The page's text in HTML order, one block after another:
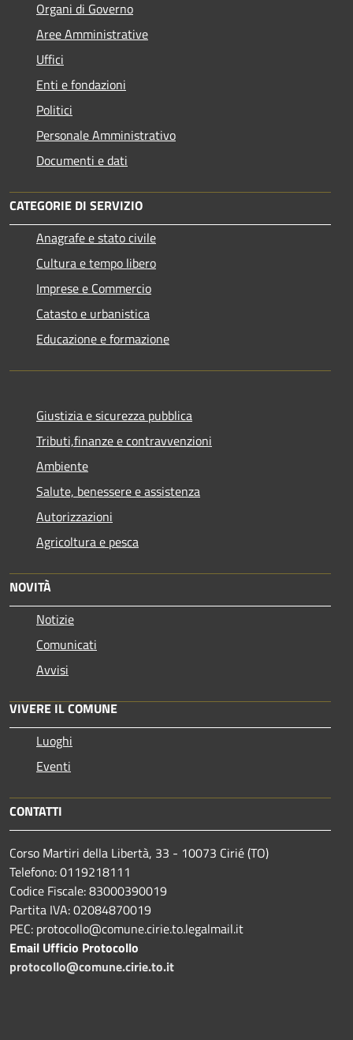
Organi di Governo
Aree Amministrative
Uffici
Enti e fondazioni
Politici
Personale Amministrativo
Documenti e dati
CATEGORIE DI SERVIZIO
Anagrafe e stato civile
Cultura e tempo libero
Imprese e Commercio
Catasto e urbanistica
Educazione e formazione
Giustizia e sicurezza pubblica
Tributi,finanze e contravvenzioni
Ambiente
Salute, benessere e assistenza
Autorizzazioni
Agricoltura e pesca
NOVITÀ
Notizie
Comunicati
Avvisi
VIVERE IL COMUNE
Luoghi
Eventi
CONTATTI
Corso Martiri della Libertà, 33 - 10073 Cirié (TO)
Telefono: 0119218111
Codice Fiscale: 83000390019
Partita IVA: 02084870019
PEC: protocollo@comune.cirie.to.legalmail.it
Email Ufficio Protocollo
protocollo@comune.cirie.to.it